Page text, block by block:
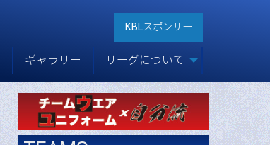
KBLスポンサー
ギャラリー リーグについて